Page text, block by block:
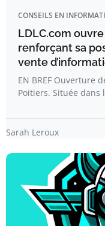
CONSEILS EN
LDLC.com
renforçant sa
vente
EN BREF Ouverture
Poitiers. Située
Sarah Leroux